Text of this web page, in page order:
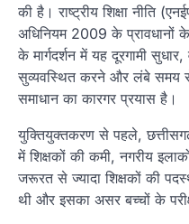
की है। राष्ट्रीय शिक्षा नीति
अधिनियम 2009 के प्रावधानों
के मार्गदर्शन में यह दूरगामी
सुव्यवस्थित करने और लंबे समय
समाधान का कारगर प्रयास है।
युक्तियुक्तकरण से पहले,
में शिक्षकों की कमी, नगरीय
जरूरत से ज्यादा शिक्षकों की
थी और इसका असर बच्चों के